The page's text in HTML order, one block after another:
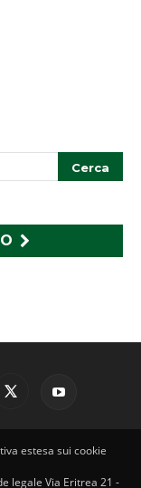
estesa sui cookie
legale Via Eritrea 21 -